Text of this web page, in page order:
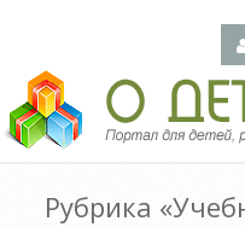
Педагогический портал «О
Рубрика